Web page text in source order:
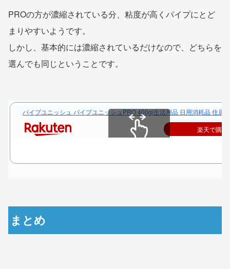
PROの方が濃縮されている分、粘度が高くパイプにとど
まりやすいようです。
しかし、基本的には濃縮されているだけなので、どちらを
選んでも同じということです。
パイプユニッシュ パイプユニッシュPRO 400g|生活用品 日用消耗品 住居
楽天で購入
まとめ